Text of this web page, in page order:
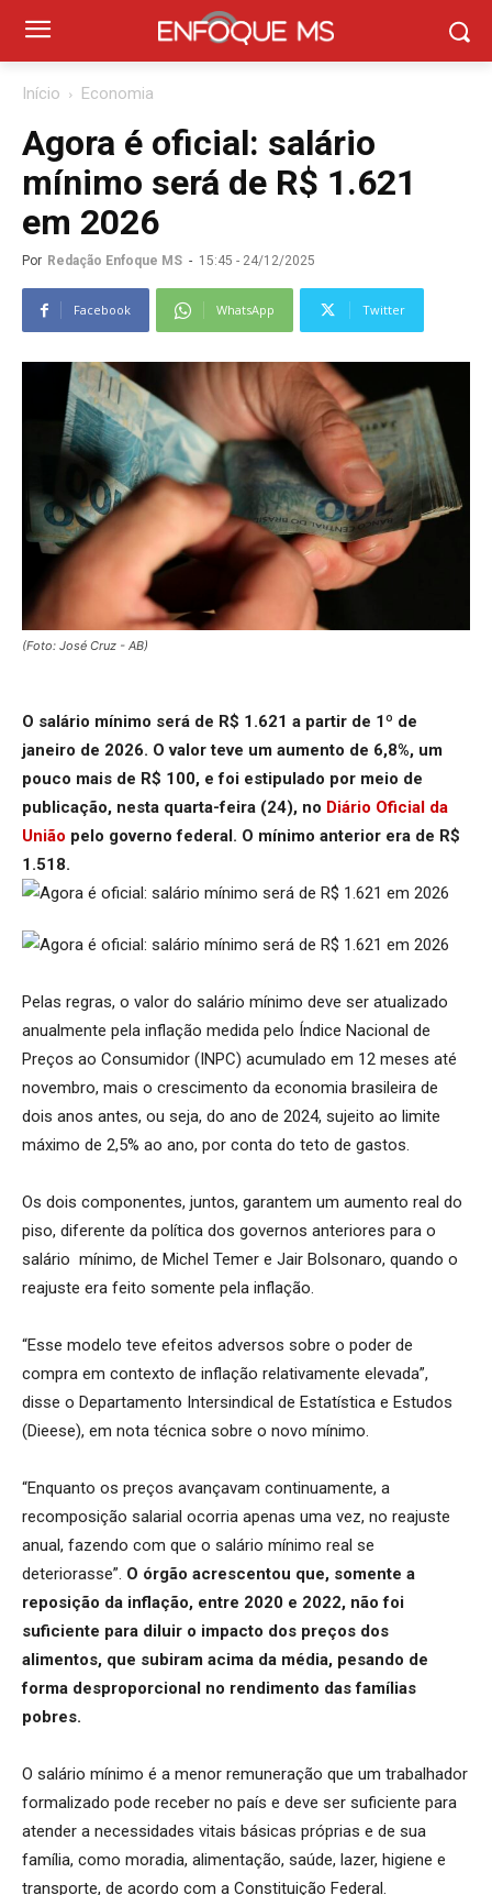
Início Economia
Agora é oficial: salário
mínimo será de R$ 1.621
em 2026
Por Redação Enfoque MS - 15:45 - 24/12/2025
Facebook WhatsApp Twitter
(Foto: José Cruz - AB)
O salário mínimo será de R$ 1.621 a partir de 1º de
janeiro de 2026. O valor teve um aumento de 6,8%, um
pouco mais de R$ 100, e foi estipulado por meio de
publicação, nesta quarta-feira (24), no Diário Oficial da
União pelo governo federal. O mínimo anterior era de R$
1.518.
Pelas regras, o valor do salário mínimo deve ser atualizado
anualmente pela inflação medida pelo Índice Nacional de
Preços ao Consumidor (INPC) acumulado em 12 meses até
novembro, mais o crescimento da economia brasileira de
dois anos antes, ou seja, do ano de 2024, sujeito ao limite
máximo de 2,5% ao ano, por conta do teto de gastos.
Os dois componentes, juntos, garantem um aumento real do
piso, diferente da política dos governos anteriores para o
salário mínimo, de Michel Temer e Jair Bolsonaro, quando o
reajuste era feito somente pela inflação.
“Esse modelo teve efeitos adversos sobre o poder de
compra em contexto de inflação relativamente elevada”,
disse o Departamento Intersindical de Estatística e Estudos
(Dieese), em nota técnica sobre o novo mínimo.
“Enquanto os preços avançavam continuamente, a
recomposição salarial ocorria apenas uma vez, no reajuste
anual, fazendo com que o salário mínimo real se
deteriorasse”. O órgão acrescentou que, somente a
reposição da inflação, entre 2020 e 2022, não foi
suficiente para diluir o impacto dos preços dos
alimentos, que subiram acima da média, pesando de
forma desproporcional no rendimento das famílias
pobres.
O salário mínimo é a menor remuneração que um trabalhador
formalizado pode receber no país e deve ser suficiente para
atender a necessidades vitais básicas próprias e de sua
família, como moradia, alimentação, saúde, lazer, higiene e
transporte, de acordo com a Constituição Federal.